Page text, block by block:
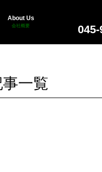
About Us
会社概要 045-
一覧